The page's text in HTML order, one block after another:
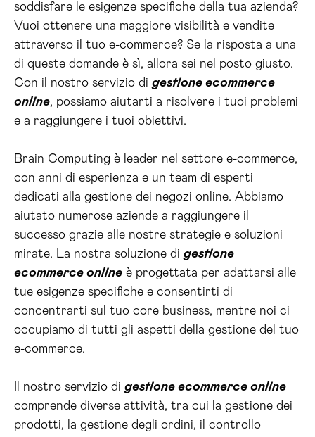
soddisfare le esigenze specifiche della tua azienda?
Vuoi ottenere una maggiore visibilità e vendite
attraverso il tuo e-commerce? Se la risposta a una
di queste domande è sì, allora sei nel posto giusto.
Con il nostro servizio di gestione ecommerce
online, possiamo aiutarti a risolvere i tuoi problemi
e a raggiungere i tuoi obiettivi.
Brain Computing è leader nel settore e-commerce,
con anni di esperienza e un team di esperti
dedicati alla gestione dei negozi online. Abbiamo
aiutato numerose aziende a raggiungere il
successo grazie alle nostre strategie e soluzioni
mirate. La nostra soluzione di gestione
ecommerce online è progettata per adattarsi alle
tue esigenze specifiche e consentirti di
concentrarti sul tuo core business, mentre noi ci
occupiamo di tutti gli aspetti della gestione del tuo
e-commerce.
Il nostro servizio di gestione ecommerce online
comprende diverse attività, tra cui la gestione dei
prodotti, la gestione degli ordini, il controllo